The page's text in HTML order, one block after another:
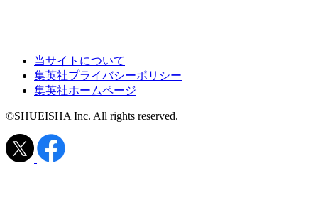
当サイトについて
集英社プライバシーポリシー
集英社ホームページ
©SHUEISHA Inc. All rights reserved.